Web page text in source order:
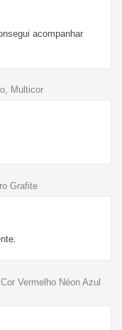
acompanhar
Multicor
Grafite
Vermelho Néon Azul